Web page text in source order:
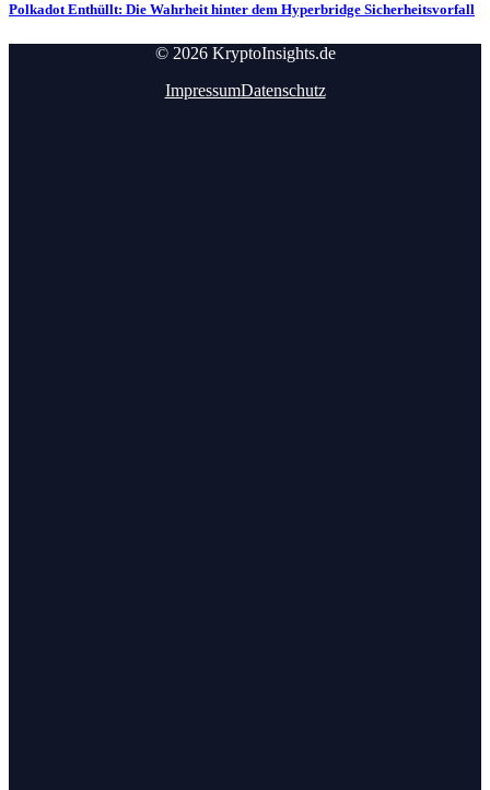
Polkadot Enthüllt: Die Wahrheit hinter dem Hyperbridge Sicherheitsvorfall
© 2026 KryptoInsights.de
ImpressumDatenschutz